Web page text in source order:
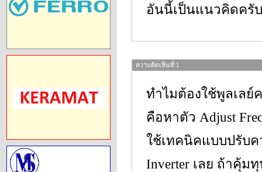
อันนี้เป็นแนวคิดครับ
ความคิดเห็นที่ 1
ทำไมต้องใช้พูลเล
คือหาตัว Adjust
ใช้เทคนิคแบบปรับ
Inverter เลย ถ้าคุ้ม